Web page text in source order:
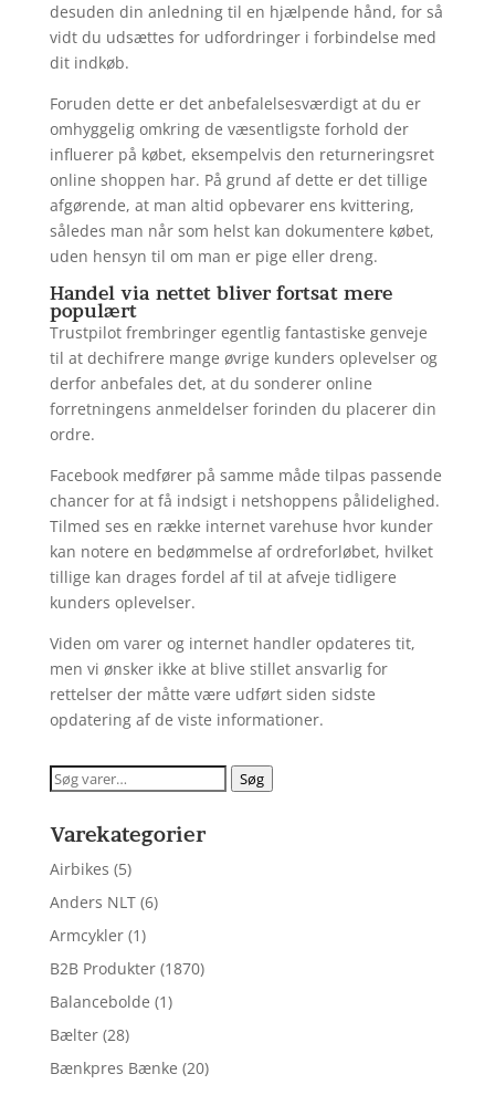
desuden din anledning til en hjælpende hånd, for så
vidt du udsættes for udfordringer i forbindelse med
dit indkøb.
Foruden dette er det anbefalelsesværdigt at du er
omhyggelig omkring de væsentligste forhold der
influerer på købet, eksempelvis den returneringsret
online shoppen har. På grund af dette er det tillige
afgørende, at man altid opbevarer ens kvittering,
således man når som helst kan dokumentere købet,
uden hensyn til om man er pige eller dreng.
Handel via nettet bliver fortsat mere
populært
Trustpilot frembringer egentlig fantastiske genveje
til at dechifrere mange øvrige kunders oplevelser og
derfor anbefales det, at du sonderer online
forretningens anmeldelser forinden du placerer din
ordre.
Facebook medfører på samme måde tilpas passende
chancer for at få indsigt i netshoppens pålidelighed.
Tilmed ses en række internet varehuse hvor kunder
kan notere en bedømmelse af ordreforløbet, hvilket
tillige kan drages fordel af til at afveje tidligere
kunders oplevelser.
Viden om varer og internet handler opdateres tit,
men vi ønsker ikke at blive stillet ansvarlig for
rettelser der måtte være udført siden sidste
opdatering af de viste informationer.
Søg
Søg
Varekategorier
Airbikes (5)
Anders NLT (6)
Armcykler (1)
B2B Produkter (1870)
Balancebolde (1)
Bælter (28)
Bænkpres Bænke (20)